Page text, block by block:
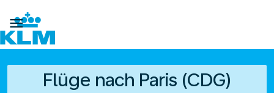

Flüge nach Paris (CDG)